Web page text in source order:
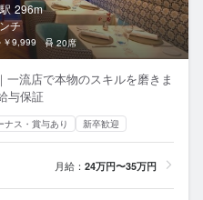
駅 296m
チ
￥9,999 20席
流店で本物のスキルを磨きま
与保証
ナス・賞与あり 新卒歓迎
月給： 24万円〜35万円